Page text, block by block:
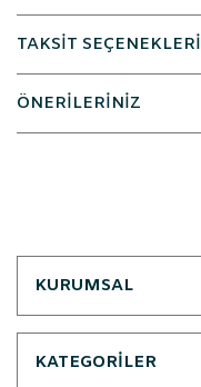
TAKSİT SEÇENEKLERİ
ÖNERİLERİNİZ
KURUMSAL
KATEGORİLER